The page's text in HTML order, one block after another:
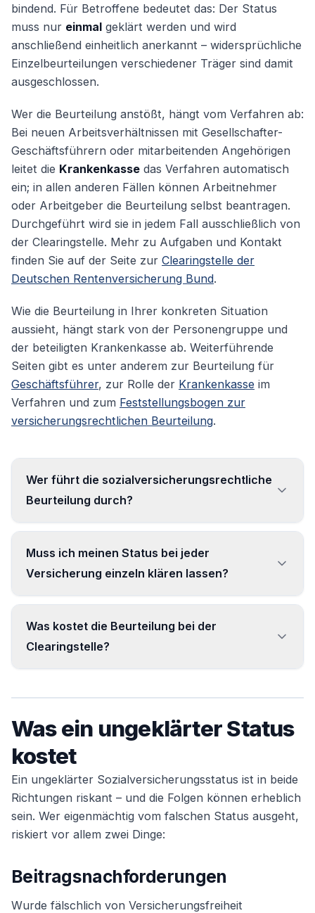
bindend. Für Betroffene bedeutet das: Der Status
muss nur einmal geklärt werden und wird
anschließend einheitlich anerkannt – widersprüchliche
Einzelbeurteilungen verschiedener Träger sind damit
ausgeschlossen.
Wer die Beurteilung anstößt, hängt vom Verfahren ab:
Bei neuen Arbeitsverhältnissen mit Gesellschafter-
Geschäftsführern oder mitarbeitenden Angehörigen
leitet die Krankenkasse das Verfahren automatisch
ein; in allen anderen Fällen können Arbeitnehmer
oder Arbeitgeber die Beurteilung selbst beantragen.
Durchgeführt wird sie in jedem Fall ausschließlich von
der Clearingstelle. Mehr zu Aufgaben und Kontakt
finden Sie auf der Seite zur Clearingstelle der
Deutschen Rentenversicherung Bund.
Wie die Beurteilung in Ihrer konkreten Situation
aussieht, hängt stark von der Personengruppe und
der beteiligten Krankenkasse ab. Weiterführende
Seiten gibt es unter anderem zur Beurteilung für
Geschäftsführer, zur Rolle der Krankenkasse im
Verfahren und zum Feststellungsbogen zur
versicherungsrechtlichen Beurteilung.
Wer führt die sozialversicherungsrechtliche
Beurteilung durch?
Rentenversicherung Bund. Ihr Ergebnis ist für
alle Sozialversicherungsträger bindend.
Muss ich meinen Status bei jeder
Versicherung einzeln klären lassen?
alle Träger – der Status wird nur einmal geklärt.
Was kostet die Beurteilung bei der
Clearingstelle?
Was ein ungeklärter Status
kostet
Ein ungeklärter Sozialversicherungsstatus ist in beide
Richtungen riskant – und die Folgen können erheblich
sein. Wer eigenmächtig vom falschen Status ausgeht,
riskiert vor allem zwei Dinge:
Beitragsnachforderungen
Wurde fälschlich von Versicherungsfreiheit